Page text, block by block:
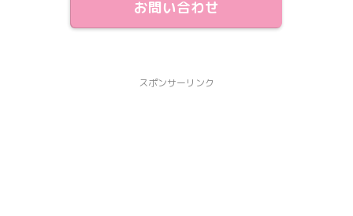
お問い合わせ
スポンサーリンク